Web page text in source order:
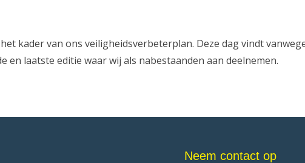
kader van ons veiligheidsverbeterplan. Deze dag vindt
en laatste editie waar wij als nabestaanden aan deelnemen.
Neem contact op